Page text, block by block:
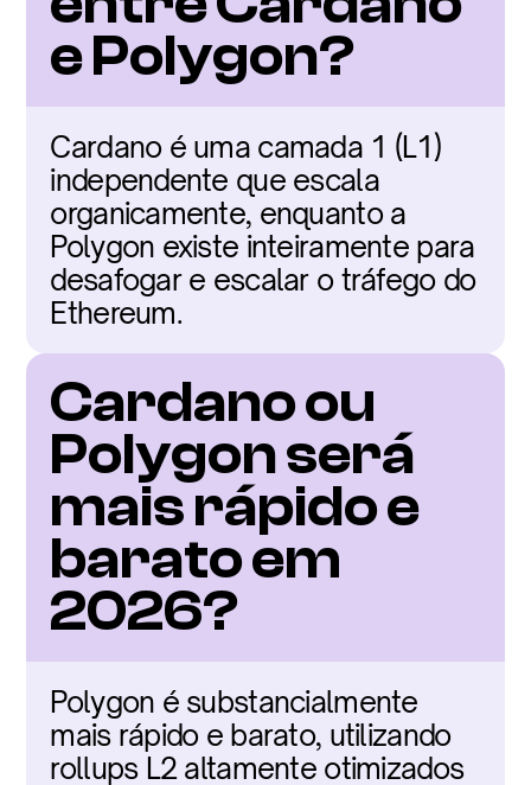
e Polygon?
Cardano é uma camada 1 (L1)
independente que escala
organicamente, enquanto a
Polygon existe inteiramente para
desafogar e escalar o tráfego do
Ethereum.
Cardano ou
Polygon será
mais rápido e
barato em
2026?
Polygon é substancialmente
mais rápido e barato, utilizando
rollups L2 altamente otimizados